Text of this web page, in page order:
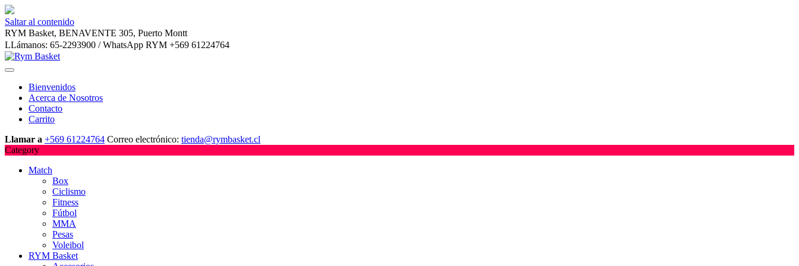
Saltar al contenido
RYM Basket, BENAVENTE 305, Puerto Montt
LLámanos: 65-2293900 / WhatsApp RYM +569 61224764
Bienvenidos
Acerca de Nosotros
Contacto
Carrito
Llamar a +569 61224764 Correo electrónico: tienda@rymbasket.cl
Category
Match
Box
Ciclismo
Fitness
Fútbol
MMA
Pesas
Voleibol
RYM Basket